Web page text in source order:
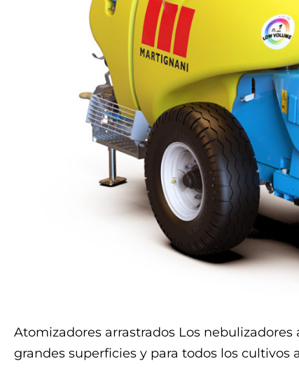
Atomizadores arrastrados Los
grandes superficies y para todos los